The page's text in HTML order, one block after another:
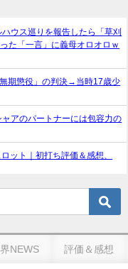
ウス巡りを報告したら「草刈
た「一言」に義母オロオロｗ
期懲役」の判決→当時17歳少
アのパートナーには包容力の
ット｜初打ち評価＆感想、
NEWS 評価＆感想